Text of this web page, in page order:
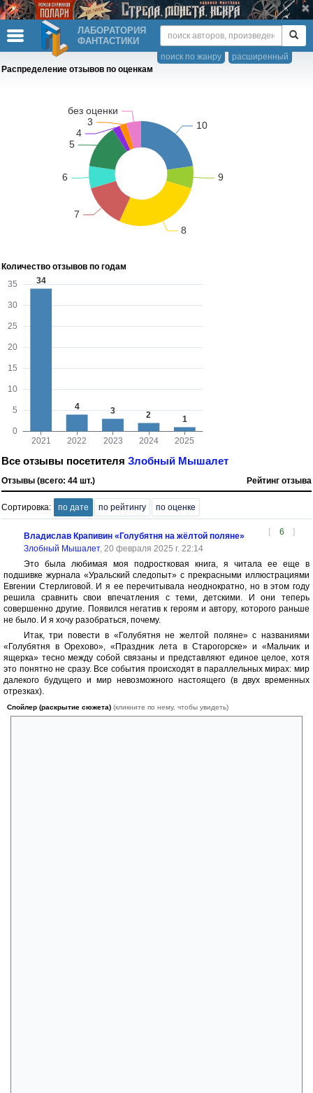
ЛАБОРАТОРИЯ
ФАНТАСТИКИ
расширенный
поиск по жанру
Распределение отзывов по оценкам
Количество отзывов по годам
Все отзывы посетителя Злобный Мышалет
Отзывы (всего: 44 шт.) Рейтинг отзыва
Сортировка: по дате по рейтингу по оценке
[ 6 ]
Владислав Крапивин «Голубятня на жёлтой поляне»
Злобный Мышалет, 20 февраля 2025 г. 22:14
Это была любимая моя подростковая книга, я читала ее еще в
подшивке журнала «Уральский следопыт» с прекрасными иллюстрациями
Евгении Стерлиговой. И я ее перечитывала неоднократно, но в этом году
решила сравнить свои впечатления с теми, детскими. И они теперь
совершенно другие. Появился негатив к героям и автору, которого раньше
не было. И я хочу разобраться, почему.
Итак, три повести в «Голубятня не желтой поляне» с названиями
«Голубятня в Орехово», «Праздник лета в Старогорске» и «Мальчик и
ящерка» тесно между собой связаны и представляют единое целое, хотя
это понятно не сразу. Все события происходят в параллельных мирах: мир
далекого будущего и мир невозможного настоящего (в двух временных
отрезках).
Спойлер (раскрытие сюжета) (кликните по нему, чтобы увидеть)